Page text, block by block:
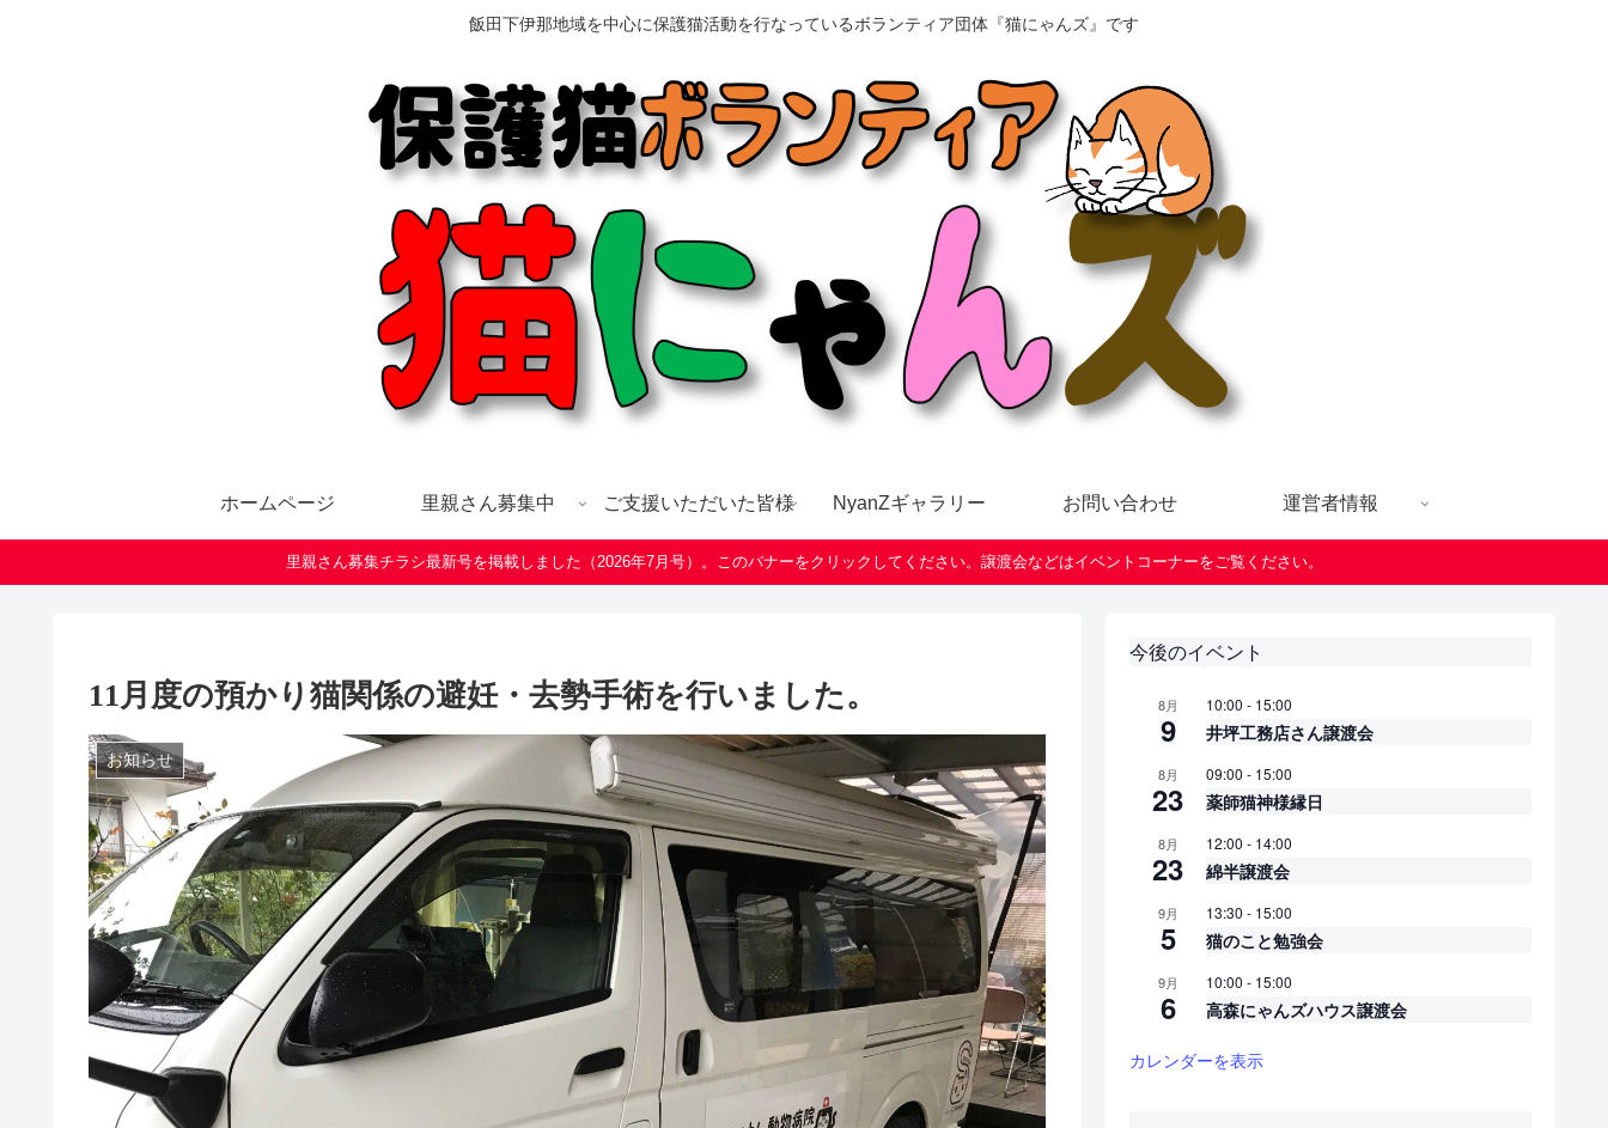
飯田下伊那地域を中心に保護猫活動を行なっているボランティア団体『猫にゃんズ』です
ホームページ 里親さん募集中 ご支援いただいた皆様 NyanZギャラリー お問い合わせ 運営者情報
里親さん募集チラシ最新号を掲載しました（2026年7月号）。このバナーをクリックしてください。譲渡会などはイベントコーナーをご覧ください。
11月度の預かり猫関係の避妊・去勢手術を行いました。
お知らせ
今後のイベント
8月
9
10:00 - 15:00
井坪工務店さん譲渡会
8月
23
09:00 - 15:00
薬師猫神様縁日
8月
23
12:00 - 14:00
綿半譲渡会
9月
5
13:30 - 15:00
猫のこと勉強会
9月
6
10:00 - 15:00
高森にゃんズハウス譲渡会
カレンダーを表示